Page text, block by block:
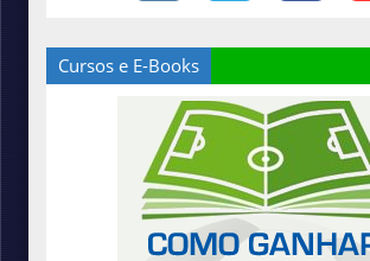
Cursos e E-Books